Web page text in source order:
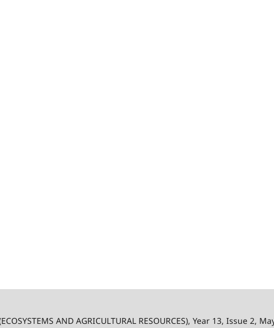
AND AGRICULTURAL RESOURCES), Year 13, Issue 2,